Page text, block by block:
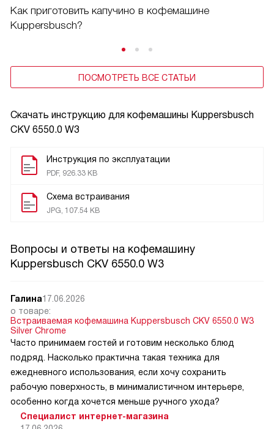
Скачать инструкцию для кофемашины Kuppersbusch
CKV 6550.0 W3
Инструкция по эксплуатации
PDF, 926.33 KB
Схема встраивания
JPG, 107.54 KB
Как приготовить капучино в кофемашине
Kuppersbusch?
ПОСМОТРЕТЬ ВСЕ СТАТЬИ
Вопросы и ответы на кофемашину
Kuppersbusch CKV 6550.0 W3
Галина17.06.2026
о товаре:
Встраиваемая кофемашина Kuppersbusch CKV 6550.0 W3
Silver Chrome
Часто принимаем гостей и готовим несколько блюд
подряд. Насколько практична такая техника для
ежедневного использования, если хочу сохранить
рабочую поверхность, в минималистичном интерьере,
особенно когда хочется меньше ручного ухода?
Специалист интернет-магазина